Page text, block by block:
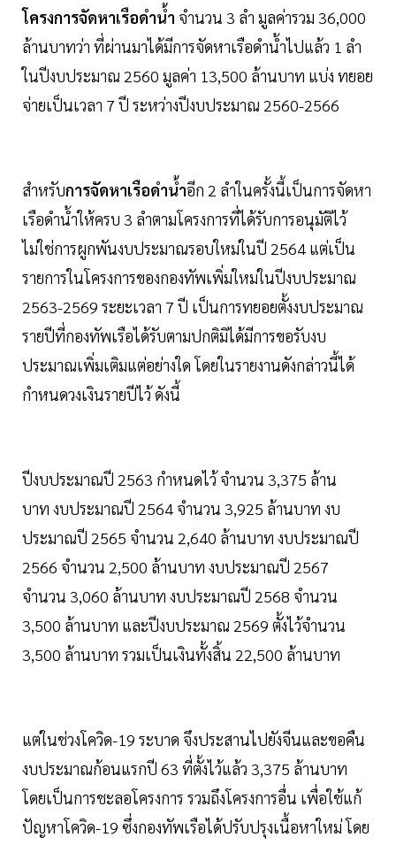
โครงการจัดหาเรือดำน้ำ จำนวน 3 ลำ มูลค่ารวม 36,000
ล้านบาทว่า ที่ผ่านมาได้มีการจัดหาเรือดำน้ำไปแล้ว 1 ลำ
ในปีงบประมาณ 2560 มูลค่า 13,500 ล้านบาท แบ่ง ทยอย
จ่ายเป็นเวลา 7 ปี ระหว่างปีงบประมาณ 2560-2566
สำหรับการจัดหาเรือดำน้ำอีก 2 ลำในครั้งนี้เป็นการจัดหา
เรือดำน้ำให้ครบ 3 ลำตามโครงการที่ได้รับการอนุมัติไว้
ไม่ใช่การผูกพันงบประมาณรอบใหม่ในปี 2564 แต่เป็น
รายการในโครงการของกองทัพเพิ่มใหม่ในปีงบประมาณ
2563-2569 ระยะเวลา 7 ปี เป็นการทยอยตั้งงบประมาณ
รายปีที่กองทัพเรือได้รับตามปกติมิได้มีการขอรับงบ
ประมาณเพิ่มเติมแต่อย่างใด โดยในรายงานดังกล่าวนี้ได้
กำหนดวงเงินรายปีไว้ ดังนี้
ปีงบประมาณปี 2563 กำหนดไว้ จำนวน 3,375 ล้าน
บาท งบประมาณปี 2564 จำนวน 3,925 ล้านบาท งบ
ประมาณปี 2565 จำนวน 2,640 ล้านบาท งบประมาณปี
2566 จำนวน 2,500 ล้านบาท งบประมาณปี 2567
จำนวน 3,060 ล้านบาท งบประมาณปี 2568 จำนวน
3,500 ล้านบาท และปีงบประมาณ 2569 ตั้งไว้จำนวน
3,500 ล้านบาท รวมเป็นเงินทั้งสิ้น 22,500 ล้านบาท
แต่ในช่วงโควิด-19 ระบาด จึงประสานไปยังจีนและขอคืน
งบประมาณก้อนแรกปี 63 ที่ตั้งไว้แล้ว 3,375 ล้านบาท
โดยเป็นการชะลอโครงการ รวมถึงโครงการอื่น เพื่อใช้แก้
ปัญหาโควิด-19 ซึ่งกองทัพเรือได้ปรับปรุงเนื้อหาใหม่ โดย